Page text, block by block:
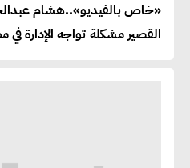
«خاص بالفيديو»..هشام
القصير مشكلة تواجه الإدارة في